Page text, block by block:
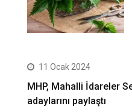
11 Ocak 2024
MHP, Mahalli İdareler
adaylarını paylaştı